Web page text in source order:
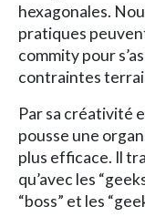
hexagonales.
pratiques
commity pour
contraintes
Par sa créativité
pousse une
plus efficace. Il
qu’avec les
“boss” et les